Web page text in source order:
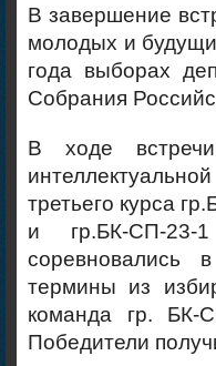
В завершение
молодых и
года выборах
Собрания
В ходе
третьего курса
и гр.БК-СП-23-
соревновались
термины из
команда гр. БК-
Победители